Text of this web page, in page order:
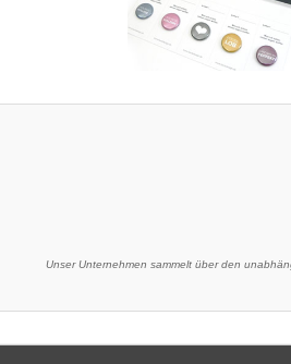
Unser Unternehmen sammelt über den